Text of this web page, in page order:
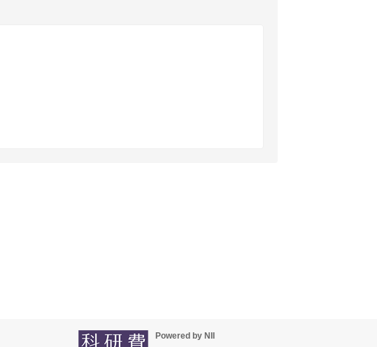
Powered by NII